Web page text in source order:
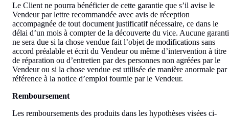
Le Client ne pourra bénéficier de cette garantie que s’il avise le
Vendeur par lettre recommandée avec avis de réception
accompagnée de tout document justificatif nécessaire, ce dans le
délai d’un mois à compter de la découverte du vice. Aucune
ne sera due si la chose vendue fait l’objet de modifications sans
accord préalable et écrit du Vendeur ou même d’intervention à titre
de réparation ou d’entretien par des personnes non agréées par le
Vendeur ou si la chose vendue est utilisée de manière anormale par
référence à la notice d’emploi fournie par le Vendeur.
Remboursement
Les remboursements des produits dans les hypothèses visées ci-